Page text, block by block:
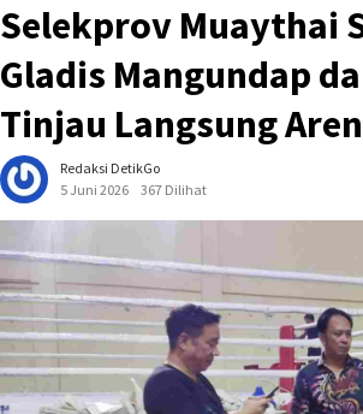
Selekprov Muaythai
Gladis Mangundap
Tinjau Langsung
Redaksi DetikGo
5 Juni 2026
367 Dilihat